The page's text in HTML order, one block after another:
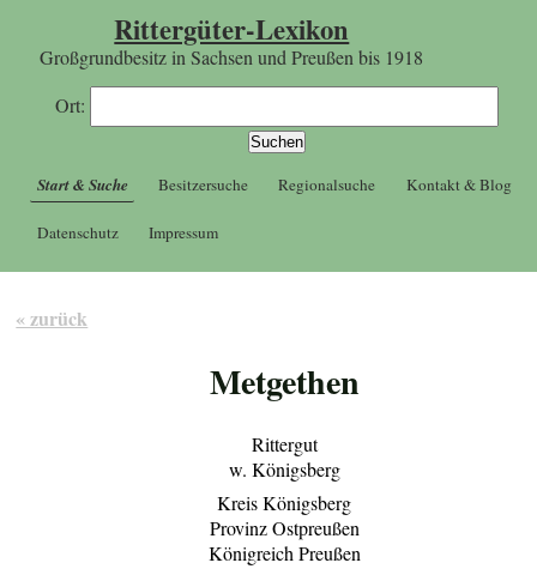
Rittergüter-Lexikon
Großgrundbesitz in Sachsen und Preußen bis 1918
Ort:
Start & Suche Besitzersuche Regionalsuche Kontakt & Blog
Datenschutz Impressum
« zurück
Metgethen
Rittergut
w. Königsberg
Kreis Königsberg
Provinz Ostpreußen
Königreich Preußen